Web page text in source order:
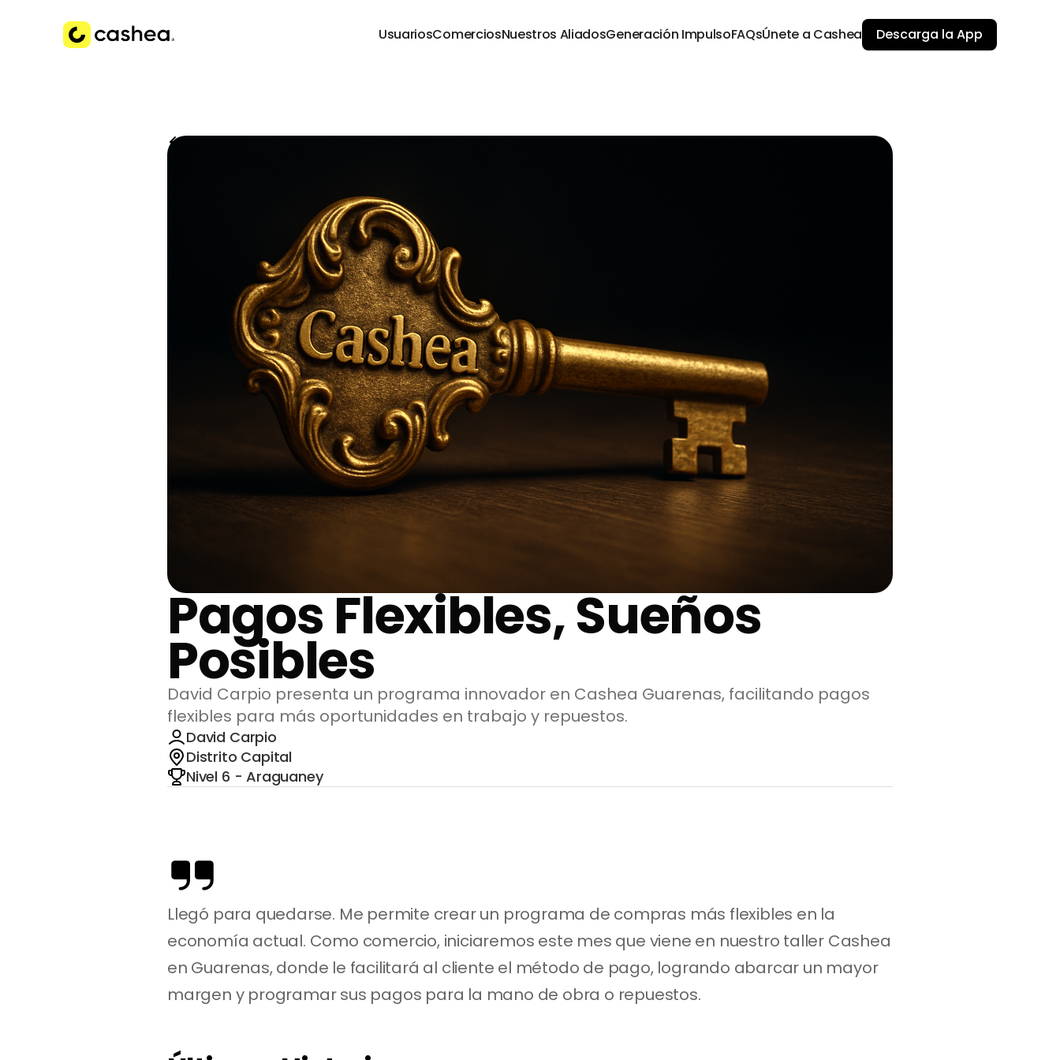
UsuariosComerciosNuestros AliadosGeneración ImpulsoFAQsÚnete a Cashea Descarga la App
Volver a Historias
Pagos Flexibles, Sueños
Posibles
David Carpio presenta un programa innovador en Cashea Guarenas, facilitando pagos
flexibles para más oportunidades en trabajo y repuestos.
David Carpio
Distrito Capital
Nivel 6 - Araguaney
Llegó para quedarse. Me permite crear un programa de compras más flexibles en la
economía actual. Como comercio, iniciaremos este mes que viene en nuestro taller Cashea
en Guarenas, donde le facilitará al cliente el método de pago, logrando abarcar un mayor
margen y programar sus pagos para la mano de obra o repuestos.